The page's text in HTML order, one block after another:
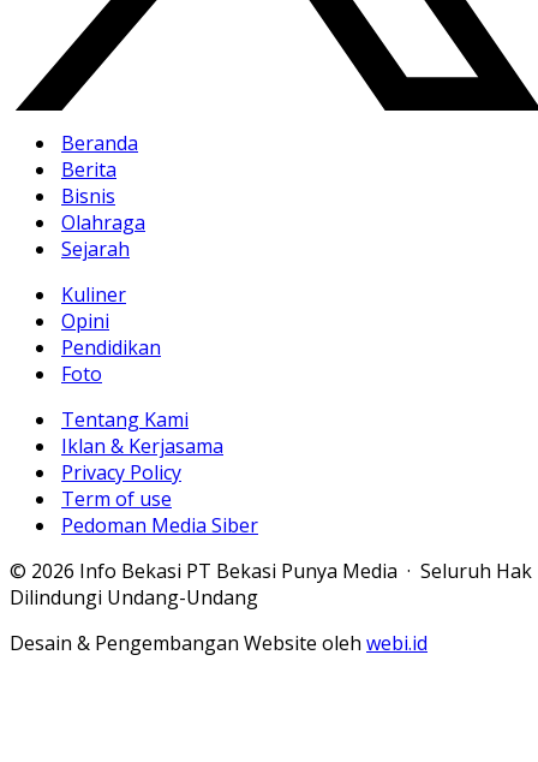
Beranda
Berita
Bisnis
Olahraga
Sejarah
Kuliner
Opini
Pendidikan
Foto
Tentang Kami
Iklan & Kerjasama
Privacy Policy
Term of use
Pedoman Media Siber
© 2026 Info Bekasi PT Bekasi Punya Media · Seluruh Hak
Dilindungi Undang-Undang
Desain & Pengembangan Website oleh webi.id